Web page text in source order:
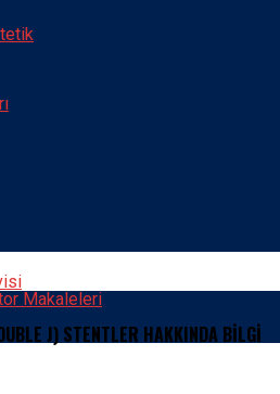
J) STENTLER HAKKINDA BİLGİ